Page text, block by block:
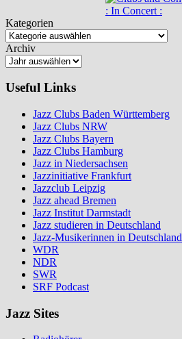
: In Concert :
Kategorien
Archiv
Useful Links
Jazz Clubs Baden Württemberg
Jazz Clubs NRW
Jazz Clubs Bayern
Jazz Clubs Hamburg
Jazz in Niedersachsen
Jazzinitiative Frankfurt
Jazzclub Leipzig
Jazz ahead Bremen
Jazz Institut Darmstadt
Jazz studieren in Deutschland
Jazz-Musikerinnen in Deutschland
WDR
NDR
SWR
SRF Podcast
Jazz Sites